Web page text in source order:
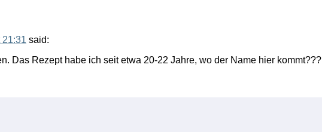
21:31 said:
Das Rezept habe ich seit etwa 20-22 Jahre, wo der Name hier kommt???